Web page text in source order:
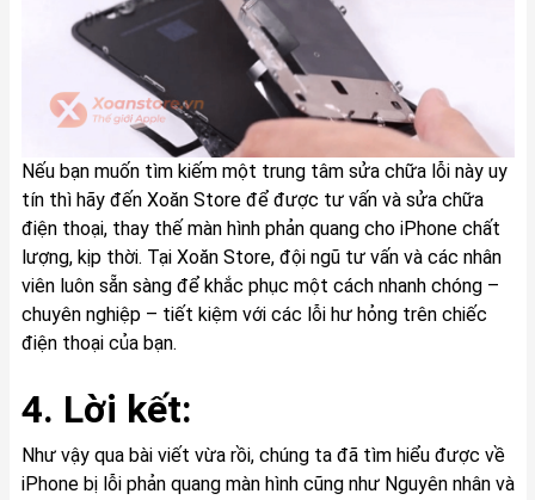
Nếu bạn muốn tìm kiếm một trung tâm sửa chữa lỗi này uy
tín thì hãy đến Xoăn Store để được tư vấn và sửa chữa
điện thoại, thay thế màn hình phản quang cho iPhone chất
lượng, kịp thời. Tại Xoăn Store, đội ngũ tư vấn và các nhân
viên luôn sẵn sàng để khắc phục một cách nhanh chóng –
chuyên nghiệp – tiết kiệm với các lỗi hư hỏng trên chiếc
điện thoại của bạn.
4. Lời kết:
Như vậy qua bài viết vừa rồi, chúng ta đã tìm hiểu được về
iPhone bị lỗi phản quang màn hình cũng như Nguyên nhân và